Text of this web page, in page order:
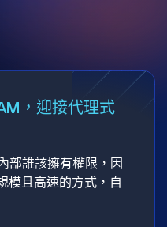
，迎接代理式
部誰該擁有權限，因
模且高速的方式，自